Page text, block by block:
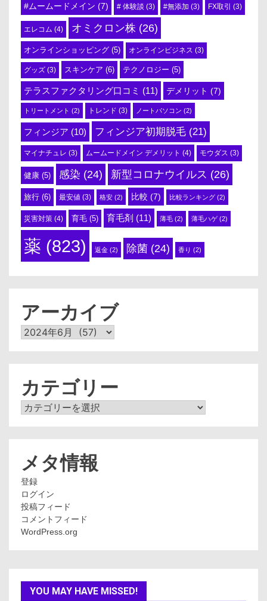
#ムームードメイン (7) # 体験談 (3) #無添加 (3) FX取引 (3)
エレコム (4) オミクロン株 (26)
オンラインショッピング (5) オンラインビジネス (3)
グッズ (3) スキンケア (6) テクノロジー (5)
テラスファクタリング口コミ (11) デメリット (7)
トリートメント (2) トレンド (3) ノートパソコン (2)
フィンジア (10) フィンジア初期脱毛 (21)
マイナチュレ (3) ムームードメイン デメリット (4) モウダス (3)
健康 (5) 感染 (24) 新型コロナウイルス (26)
旅行 (6) 最安値 (3) 格安 (2) 比較 (7) 比較ランキング (2)
災害対策 (4) 育毛 (5) 育毛剤 (11) 薄毛 (2) 薄毛ハゲ(2)
薬 (823) 返金 (2) 除菌 (24) 香り (2)
アーカイブ
ア
ー
カテゴリー
カ
テ
メタ情報
登録
ログイン
投稿フィード
コメントフィード
WordPress.org
YOU MAY HAVE MISSED!